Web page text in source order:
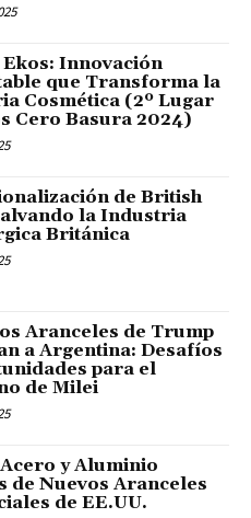
Innovación
que Transforma la
Cosmética (2º Lugar
Cero Basura 2024)
de British
la Industria
Británica
Aranceles de Trump
a Argentina: Desafíos
para el
de Milei
y Aluminio
de Nuevos Aranceles
de EE.UU.